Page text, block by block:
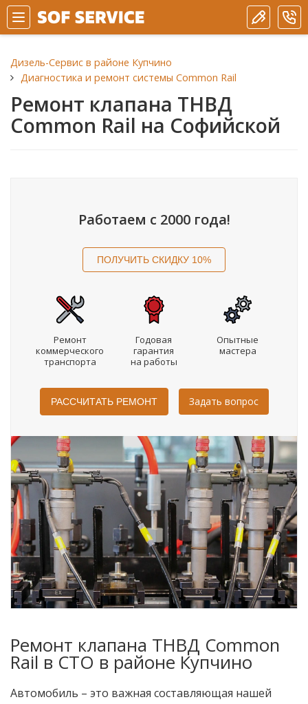
Дизель-Сервис в районе Купчино
Диагностика и ремонт системы Common Rail
Ремонт клапана ТНВД
Common Rail на Софийской
Работаем с 2000 года!
Ремонт
коммерческого
транспорта
Годовая
гарантия
на работы
Опытные
мастера
Задать вопрос
Ремонт клапана ТНВД Common
Rail в СТО в районе Купчино
Автомобиль – это важная составляющая нашей